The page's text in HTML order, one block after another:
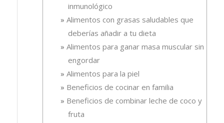
inmunológico
Alimentos con grasas saludables que
deberías añadir a tu dieta
Alimentos para ganar masa muscular sin
engordar
Alimentos para la piel
Beneficios de cocinar en familia
Beneficios de combinar leche de coco y
fruta